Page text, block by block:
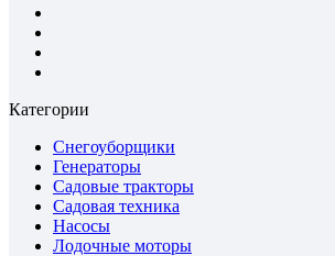
Категории
Снегоуборщики
Генераторы
Садовые тракторы
Садовая техника
Насосы
Лодочные моторы